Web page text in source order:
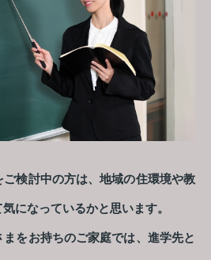
検討中の方は、地域の住環境や教
になっているかと思います。
をお持ちのご家庭では、進学先と